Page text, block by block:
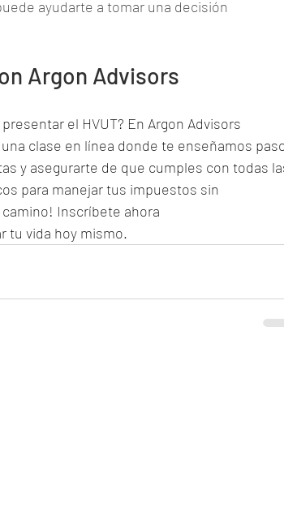
ayudarte a tomar una decisión
Argon Advisors
el HVUT? En Argon Advisors
clase en línea donde te enseñamos
y asegurarte de que cumples con todas
para manejar tus impuestos sin
Inscríbete ahora
tu vida hoy mismo.